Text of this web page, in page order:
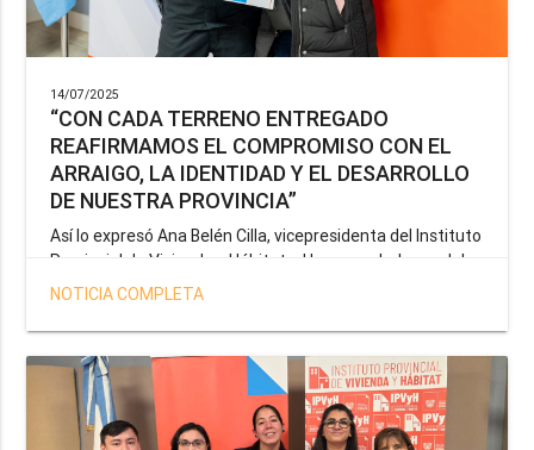
14/07/2025
“CON CADA TERRENO ENTREGADO
REAFIRMAMOS EL COMPROMISO CON EL
ARRAIGO, LA IDENTIDAD Y EL DESARROLLO
DE NUESTRA PROVINCIA”
Así lo expresó Ana Belén Cilla, vicepresidenta del Instituto
Provincial de Vivienda y Hábitat, al hacer un balance del
trabajo del organismo en el marco de la operatoria
salud y seguridad impulsada por el gobernador Gustavo
Melella.
NOTICIA COMPLETA